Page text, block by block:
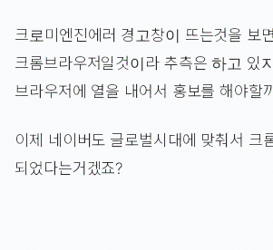
크로미엔진에러 경고창이 뜨는것을 보
크롬브라우저일것이라 추측은 하고 있
브라우저에 열을 내어서 홍보를 해야할
이제 네이버도 글로벌시대에 맞춰서 크
되었다는거겠죠?